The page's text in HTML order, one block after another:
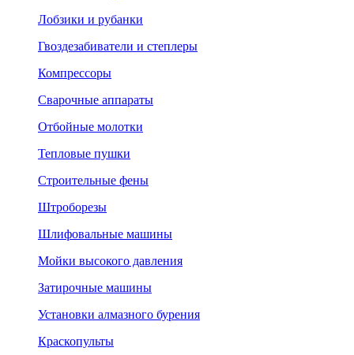
Лобзики и рубанки
Гвоздезабиватели и степлеры
Компрессоры
Сварочные аппараты
Отбойные молотки
Тепловые пушки
Строительные фены
Штроборезы
Шлифовальные машины
Мойки высокого давления
Затирочные машины
Установки алмазного бурения
Краскопульты